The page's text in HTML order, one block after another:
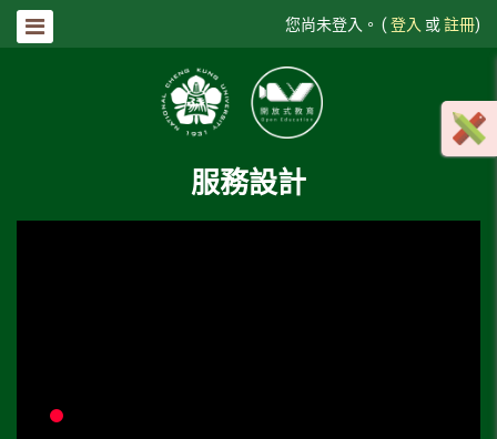
您尚未登入。 ( 登入 或註冊)
服務設計